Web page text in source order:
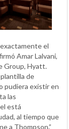
el
Amar Lalvani,
Group, Hyatt.
de
pudiera existir en
las
está
al tiempo que
a Thompson.”